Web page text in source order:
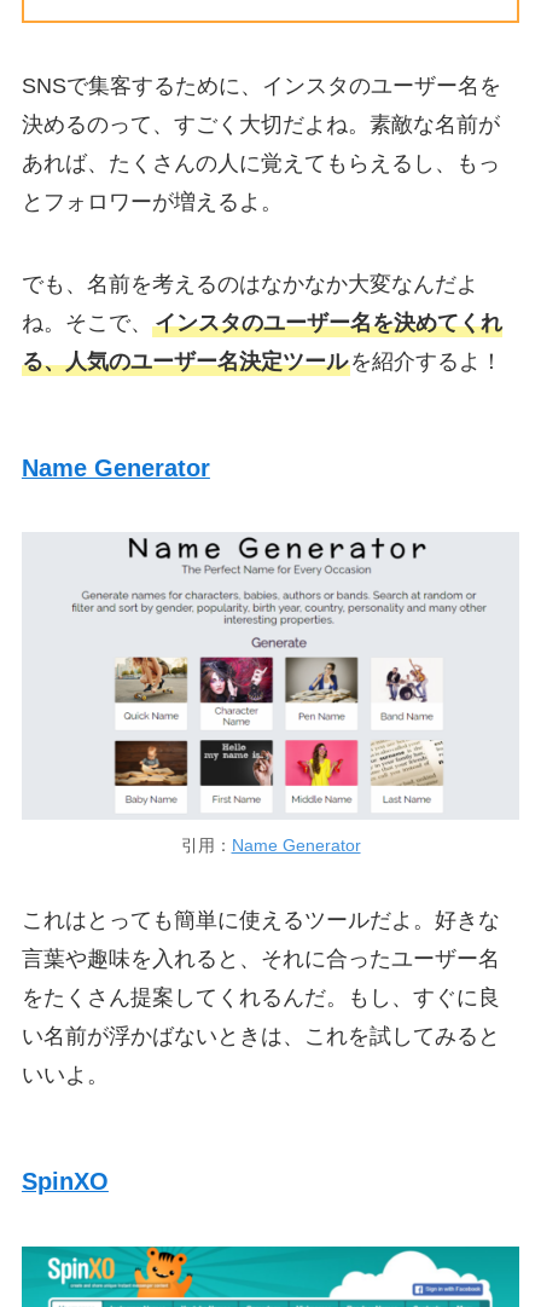
SNSで集客するために、インスタのユーザー名を
決めるのって、すごく大切だよね。素敵な名前が
あれば、たくさんの人に覚えてもらえるし、もっ
とフォロワーが増えるよ。
でも、名前を考えるのはなかなか大変なんだよ
ね。そこで、 インスタのユーザー名を決めてくれ
る、人気のユーザー名決定ツールを紹介するよ！
Name Generator
引用： Name Generator
これはとっても簡単に使えるツールだよ。好きな
言葉や趣味を入れると、それに合ったユーザー名
をたくさん提案してくれるんだ。もし、すぐに良
い名前が浮かばないときは、これを試してみると
いいよ。
SpinXO